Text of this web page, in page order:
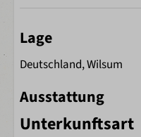
Lage
Deutschland, Wilsum
Ausstattung
Unterkunftsart